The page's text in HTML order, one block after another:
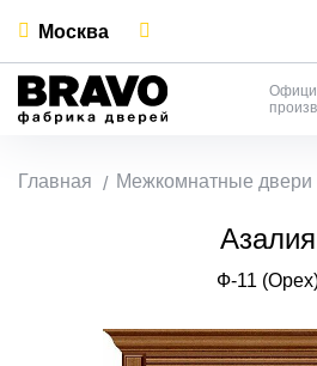
Москва
Главная Межкомнатные двери
Азалия
Ф-11